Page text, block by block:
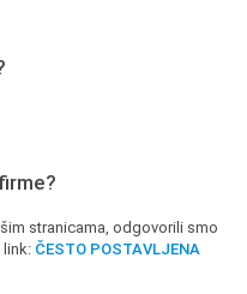
stranicama, odgovorili smo
link: ČESTO POSTAVLJENA